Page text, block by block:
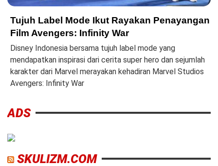
Tujuh Label Mode Ikut Rayakan Penayangan
Film Avengers: Infinity War
Disney Indonesia bersama tujuh label mode yang
mendapatkan inspirasi dari cerita super hero dan sejumlah
karakter dari Marvel merayakan kehadiran Marvel Studios
Avengers: Infinity War
ADS
SKULIZM.COM